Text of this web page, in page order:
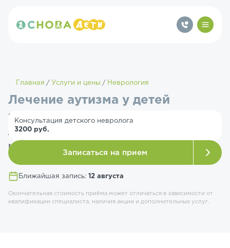
Главная Услуги и цены Неврология
Лечение аутизма у детей
Наши специалисты проводят комплексную
диагностику и подбирают эффективные
методы коррекции.
Ближайшая запись: 12 августа
Консультация детского невролога
3200 руб.
Записаться на прием
Окончательная стоимость приёма может отличаться в зависимости от
квалификации специалиста, наличия акции и дополнительных услуг.